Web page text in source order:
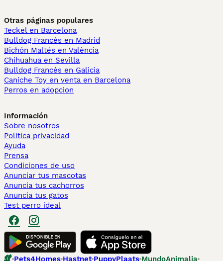
Otras páginas populares
Teckel en Barcelona
Bulldog Francés en Madrid
Bichón Maltés en València
Chihuahua en Sevilla
Bulldog Francés en Galicia
Caniche Toy en venta en Barcelona
Perros en adopcion
Información
Sobre nosotros
Politica privacidad
Ayuda
Prensa
Condiciones de uso
Anunciar tus mascotas
Anuncia tus cachorros
Anuncia tus gatos
Test perro ideal